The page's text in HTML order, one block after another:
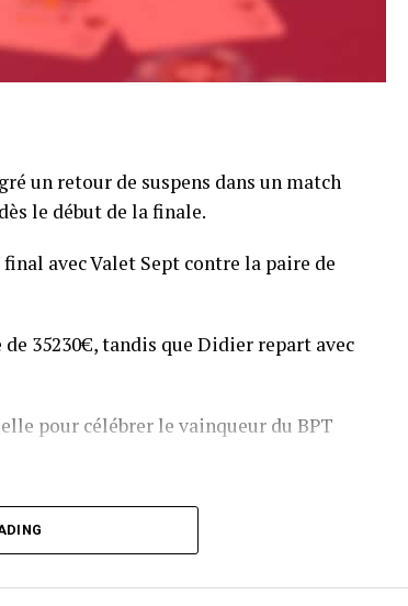
un retour de suspens dans un match
le début de la finale.
avec Valet Sept contre la paire de
35230€, tandis que Didier repart avec
pour célébrer le vainqueur du BPT
en costaud !